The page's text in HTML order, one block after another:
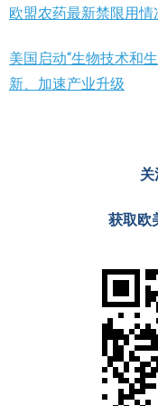
欧盟农药最新禁限用情
美国启动“生物技术和
新、加速产业升级
关
获取欧